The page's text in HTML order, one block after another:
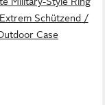
Schützend /
Case